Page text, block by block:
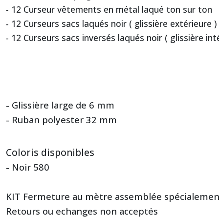
- 12 Curseur vêtements en métal laqué ton sur ton
- 12 Curseurs sacs laqués noir ( glissière extérieure )
- 12 Curseurs sacs inversés laqués noir ( glissière
- Glissière large de 6 mm
- Ruban polyester 32 mm
Coloris disponibles
- Noir 580
KIT Fermeture au mètre assemblée
Retours ou echanges non acceptés